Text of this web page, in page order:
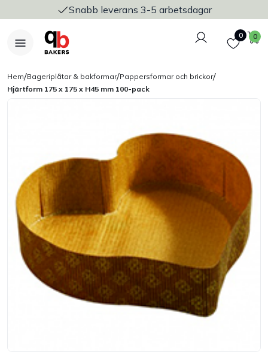
Snabb leverans 3-5 arbetsdagar
Logga in
Favoriter
0 0
Bageriplåtar & bakformar
Stickvagnar & transport
Utensilier
Bord
Hem/Bageriplåtar & bakformar/Pappersformar och brickor/
Hjärtform 175 x 175 x H45 mm 100-pack